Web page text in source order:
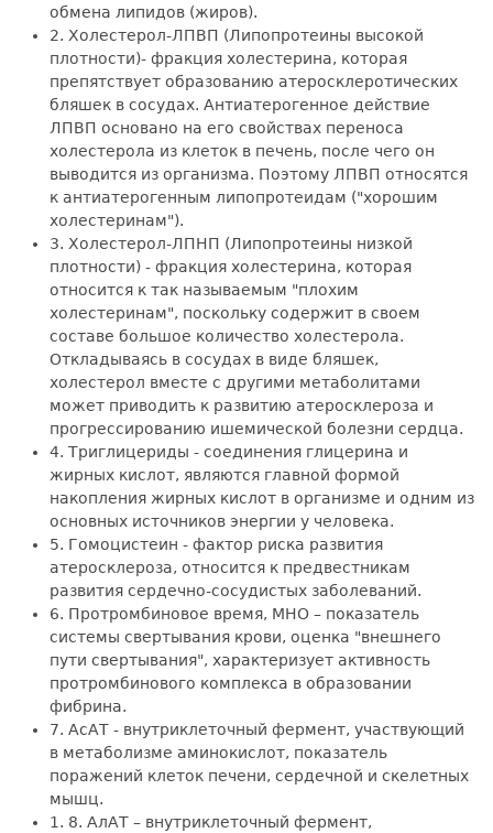
обмена липидов (жиров).
2. Холестерол-ЛПВП (Липопротеины высокой
плотности)- фракция холестерина, которая
препятствует образованию атеросклеротических
бляшек в сосудах. Антиатерогенное действие
ЛПВП основано на его свойствах переноса
холестерола из клеток в печень, после чего он
выводится из организма. Поэтому ЛПВП относятся
к антиатерогенным липопротеидам ("хорошим
холестеринам").
3. Холестерол-ЛПНП (Липопротеины низкой
плотности) - фракция холестерина, которая
относится к так называемым "плохим
холестеринам", поскольку содержит в своем
составе большое количество холестерола.
Откладываясь в сосудах в виде бляшек,
холестерол вместе с другими метаболитами
может приводить к развитию атеросклероза и
прогрессированию ишемической болезни сердца.
4. Триглицериды - соединения глицерина и
жирных кислот, являются главной формой
накопления жирных кислот в организме и одним из
основных источников энергии у человека.
5. Гомоцистеин - фактор риска развития
атеросклероза, относится к предвестникам
развития сердечно-сосудистых заболеваний.
6. Протромбиновое время, МНО – показатель
системы свертывания крови, оценка "внешнего
пути свертывания", характеризует активность
протромбинового комплекса в образовании
фибрина.
7. АсАТ - внутриклеточный фермент, участвующий
в метаболизме аминокислот, показатель
поражений клеток печени, сердечной и скелетных
мышц.
1. 8. АлАТ – внутриклеточный фермент,